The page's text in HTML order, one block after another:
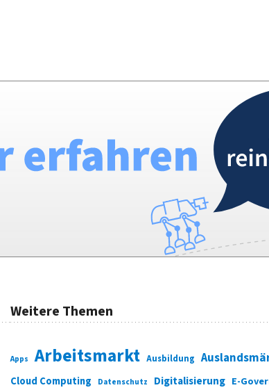
Weitere Themen
Apps Arbeitsmarkt Ausbildung
Cloud Computing Datenschutz Digitalisierung E-